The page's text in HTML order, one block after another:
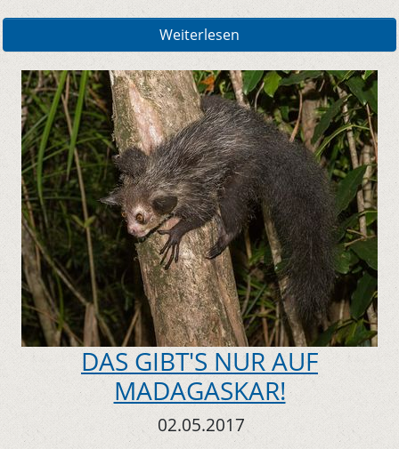
Weiterlesen
DAS GIBT'S NUR AUF
MADAGASKAR!
02.05.2017